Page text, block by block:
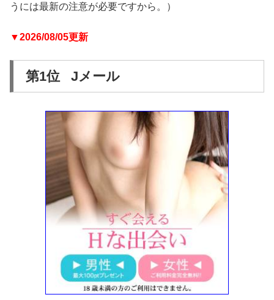
うには最新の注意が必要ですから。）
▼2026/08/05更新
第1位 Jメール